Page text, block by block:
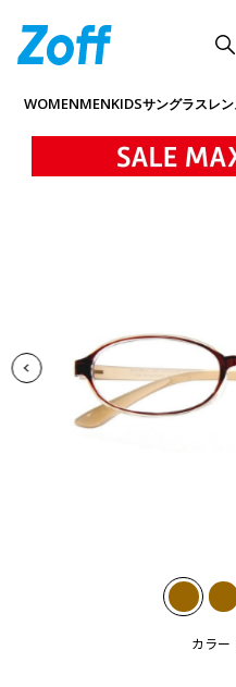
WOMENMENKIDSサングラスレ
カラー